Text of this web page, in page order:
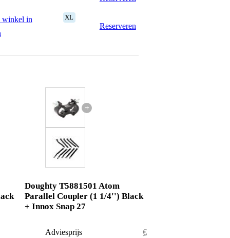
winkel in
XL
Reserveren
+
Doughty T5881501 Atom
Parallel Coupler (1 1/4'') Black
+ Innox Snap 27
Adviesprijs
€ 43,50